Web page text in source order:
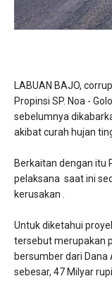
LABUAN BAJO,
Propinsi SP. Noa -
sebelumnya
akibat curah hujan
Berkaitan dengan itu
pelaksana saat ini
kerusakan .
Untuk diketahui
tersebut merupakan
bersumber dari Dana
sebesar, 47 Milyar